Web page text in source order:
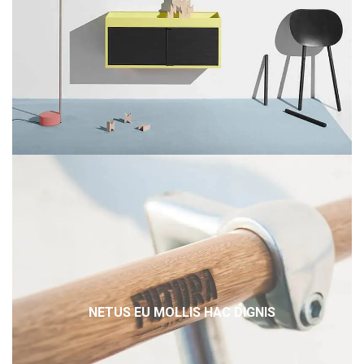
NETUS EU MOLLIS HAC DIGNIS